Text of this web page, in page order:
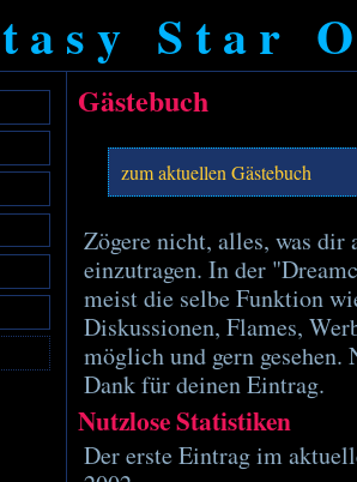
Star
Gästebuch
zum aktuellen Gästebuch
Zögere nicht, alles, was
einzutragen. In der
meist die selbe Funktion
Diskussionen, Flames,
möglich und gern
Dank für deinen Eintrag.
Nutzlose Statistiken
Der erste Eintrag im